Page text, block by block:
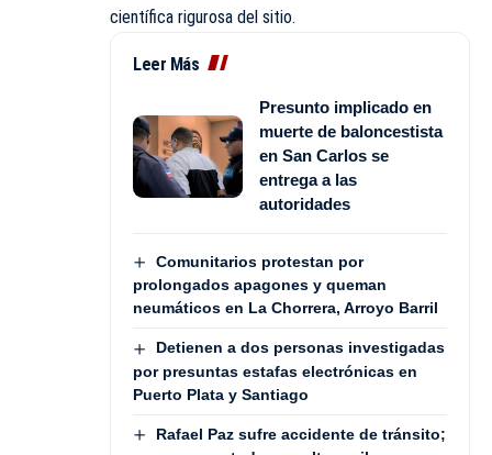
científica rigurosa del sitio.
Leer Más
Presunto implicado en
muerte de baloncestista
en San Carlos se
entrega a las
autoridades
Comunitarios protestan por
prolongados apagones y queman
neumáticos en La Chorrera, Arroyo Barril
Detienen a dos personas investigadas
por presuntas estafas electrónicas en
Puerto Plata y Santiago
Rafael Paz sufre accidente de tránsito;